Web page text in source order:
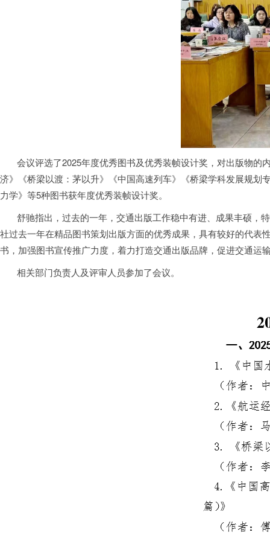
会议评选了2025年度优秀图书及优秀装帧设计奖，对出版物的
济》《桥梁以渡：茅以升》《中国高速列车》《桥梁学科发展规
力学》等5种图书获年度优秀装帧设计奖。
舒驰指出，过去的一年，交通出版工作稳中有进、成果丰硕，
社过去一年在精品图书策划出版方面的优秀成果，具有较好的代表
书，加强图书宣传推广力度，着力打造交通出版品牌，促进交通运
相关部门负责人及评审人员参加了会议。